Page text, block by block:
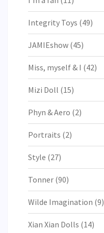
Integrity Toys (49)
JAMIEshow (45)
Miss, myself & I (42)
Mizi Doll (15)
Phyn & Aero (2)
Portraits (2)
Style (27)
Tonner (90)
Wilde Imagination (9)
Xian Xian Dolls (14)